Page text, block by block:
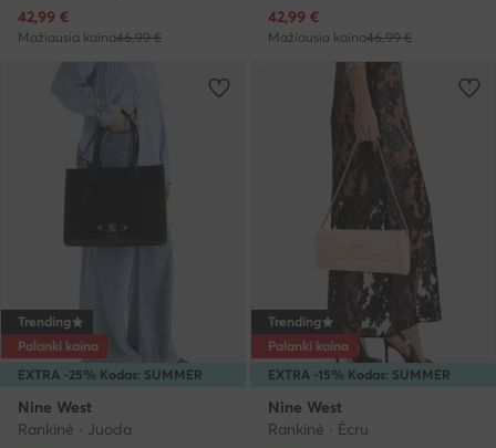
Dabartinė kaina
42,99 €
Mažiausia kaina46,99 €
Dabartinė kaina
42,99 €
Mažiausia kaina46,99 €
EXTRA -25% Kodas: SUMMER
Trending
Palanki kaina
Nine West
Rankinė · Juoda
EXTRA -15% Kodas: SUMMER
Trending
Palanki kaina
Nine West
Rankinė · Écru